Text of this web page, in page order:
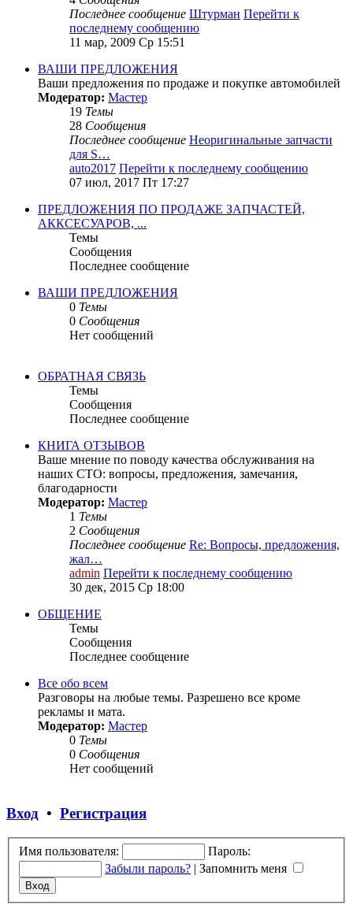
Последнее сообщение Штурман Перейти к
последнему сообщению
11 мар, 2009 Ср 15:51
ВАШИ ПРЕДЛОЖЕНИЯ
Ваши предложения по продаже и покупке автомобилей
Модератор: Мастер
19 Темы
28 Сообщения
Последнее сообщение Неоригинальные запчасти
для S…
auto2017 Перейти к последнему сообщению
07 июл, 2017 Пт 17:27
ПРЕДЛОЖЕНИЯ ПО ПРОДАЖЕ ЗАПЧАСТЕЙ,
АККСЕСУАРОВ, ...
Темы
Сообщения
Последнее сообщение
ВАШИ ПРЕДЛОЖЕНИЯ
0 Темы
0 Сообщения
Нет сообщений
ОБРАТНАЯ СВЯЗЬ
Темы
Сообщения
Последнее сообщение
КНИГА ОТЗЫВОВ
Ваше мнение по поводу качества обслуживания на
наших СТО: вопросы, предложения, замечания,
благодарности
Модератор: Мастер
1 Темы
2 Сообщения
Последнее сообщение Re: Вопросы, предложения,
жал…
admin Перейти к последнему сообщению
30 дек, 2015 Ср 18:00
ОБЩЕНИЕ
Темы
Сообщения
Последнее сообщение
Все обо всем
Разговоры на любые темы. Разрешено все кроме
рекламы и мата.
Модератор: Мастер
0 Темы
0 Сообщения
Нет сообщений
Вход • Регистрация
Имя пользователя:
Пароль:
Забыли пароль? | Запомнить меня